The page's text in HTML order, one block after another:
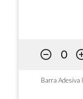
Barra Adesiva